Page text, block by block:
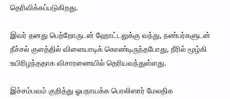
தெரிவிக்கப்படுகிறது.
இவர் தனது பெற்றோருடன் ஹோட்டலுக்கு வந்து, நண்பர்களுடன்
நீச்சல் குளத்தில் விளையாடிக் கொண்டிருந்தபோது, நீரில் மூழ்கி
உயிரிழந்ததாக விசாரணையில் தெரியவந்துள்ளது.
இச்சம்பவம் குறித்து ஓபநாயக்க பொலிஸார் மேலதிக